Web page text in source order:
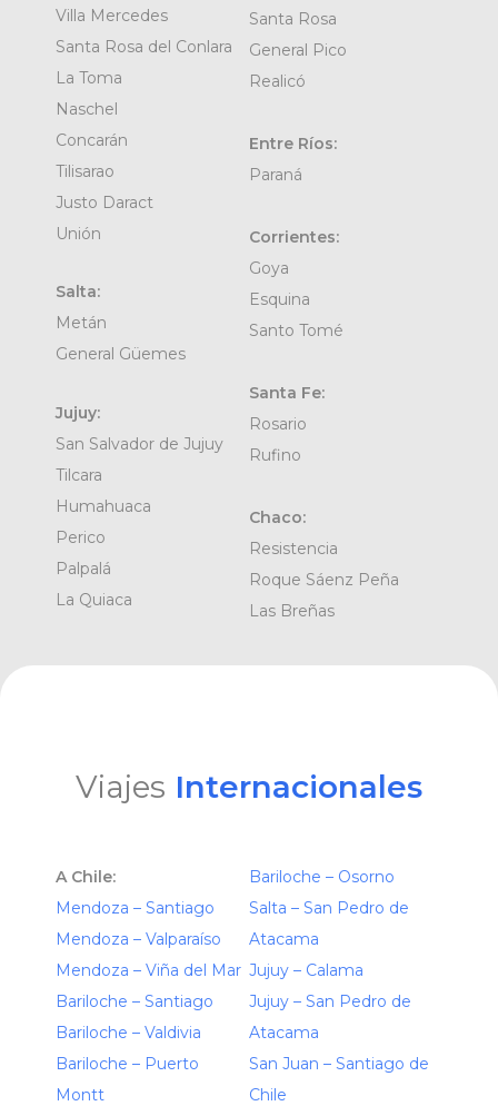
Villa Mercedes
Santa Rosa del Conlara
La Toma
Naschel
Concarán
Tilisarao
Justo Daract
Unión
Salta:
Metán
General Güemes
Jujuy:
San Salvador de Jujuy
Tilcara
Humahuaca
Perico
Palpalá
La Quiaca
Santa Rosa
General Pico
Realicó
Entre Ríos:
Paraná
Corrientes:
Goya
Esquina
Santo Tomé
Santa Fe:
Rosario
Rufino
Chaco:
Resistencia
Roque Sáenz Peña
Las Breñas
Viajes Internacionales
A Chile:
Mendoza – Santiago
Mendoza – Valparaíso
Mendoza – Viña del Mar
Bariloche – Santiago
Bariloche – Valdivia
Bariloche – Puerto
Montt
Bariloche – Osorno
Salta – San Pedro de
Atacama
Jujuy – Calama
Jujuy – San Pedro de
Atacama
San Juan – Santiago de
Chile